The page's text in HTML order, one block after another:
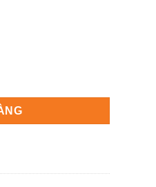
luyện nghe IELTS số lượng